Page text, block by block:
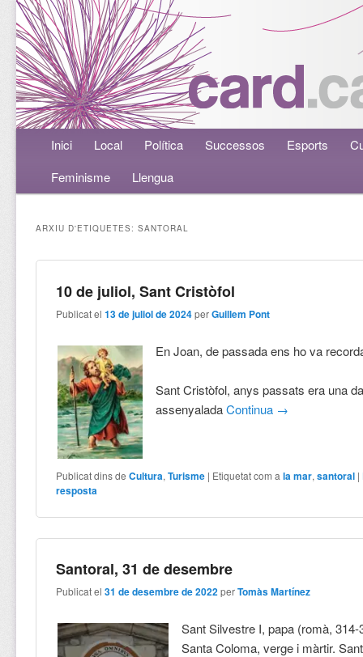
Menú principalAneu al contingut principal
Aneu al contingut secundari
Inici Local Política Successos Esports
Feminisme
Llengua
ARXIU D'ETIQUETES:SANTORAL
10 de juliol, Sant Cristòfol
Publicat el13 de juliol de 2024 perGuillem Pont
En Joan, de passada ens ho va
Sant Cristòfol, anys passats era una
assenyaladaContinua →
Publicat dins de Cultura,Turisme | Etiquetat com a la mar,santoral |
resposta
Santoral, 31 de desembre
Publicat el31 de desembre de 2022 perTomàs Martínez
Sant Silvestre I, papa (romà, 314-
Santa Coloma, verge i màrtir.